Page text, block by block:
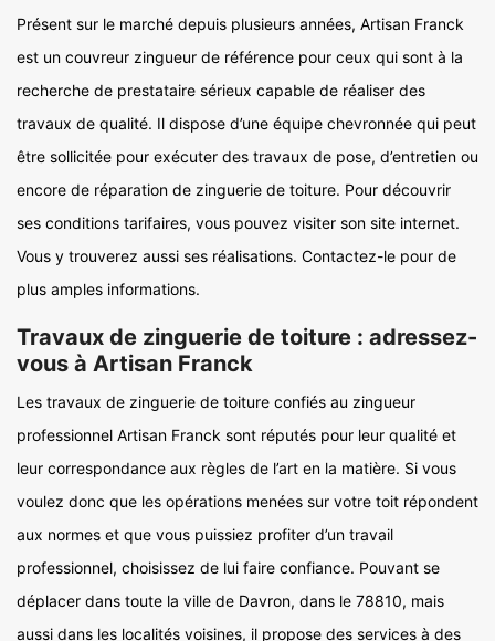
Présent sur le marché depuis plusieurs années, Artisan Franck
est un couvreur zingueur de référence pour ceux qui sont à la
recherche de prestataire sérieux capable de réaliser des
travaux de qualité. Il dispose d’une équipe chevronnée qui peut
être sollicitée pour exécuter des travaux de pose, d’entretien ou
encore de réparation de zinguerie de toiture. Pour découvrir
ses conditions tarifaires, vous pouvez visiter son site internet.
Vous y trouverez aussi ses réalisations. Contactez-le pour de
plus amples informations.
Travaux de zinguerie de toiture : adressez-
vous à Artisan Franck
Les travaux de zinguerie de toiture confiés au zingueur
professionnel Artisan Franck sont réputés pour leur qualité et
leur correspondance aux règles de l’art en la matière. Si vous
voulez donc que les opérations menées sur votre toit répondent
aux normes et que vous puissiez profiter d’un travail
professionnel, choisissez de lui faire confiance. Pouvant se
déplacer dans toute la ville de Davron, dans le 78810, mais
aussi dans les localités voisines, il propose des services à des